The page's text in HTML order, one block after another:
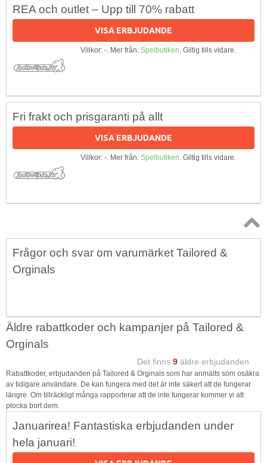
REA och outlet – Upp till 70% rabatt
VISA ERBJUDANDE
Villkor: -. Mer från: Spelbutiken. Giltig tills vidare.
Fri frakt och prisgaranti på allt
VISA ERBJUDANDE
Villkor: -. Mer från: Spelbutiken. Giltig tills vidare.
Topp
Frågor och svar om varumärket Tailored &
Orginals
Äldre rabattkoder och kampanjer på Tailored &
Orginals
Det finns 9 äldre erbjudanden
Rabattkoder, erbjudanden på Tailored & Orginals som har anmälts som osäkra
av tidigare användare. De kan fungera med det är inte säkert att de fungerar
längre. Om tillräckligt många rapporterar att de inte fungerar kommer vi att
plocka bort dem.
Januarirea! Fantastiska erbjudanden under
hela januari!